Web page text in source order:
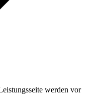
werden vor